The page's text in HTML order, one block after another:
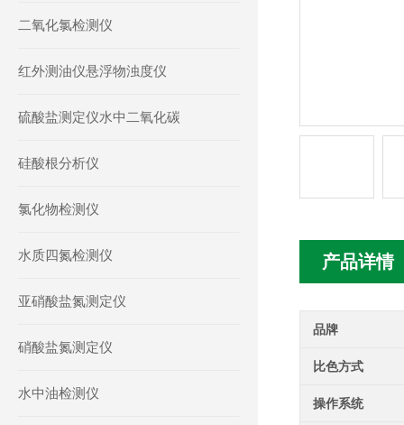
产品详情
品牌
比色方式
操作系统
二氧化氯检测仪
红外测油仪悬浮物浊度仪
硫酸盐测定仪水中二氧化碳
硅酸根分析仪
氯化物检测仪
水质四氮检测仪
亚硝酸盐氮测定仪
硝酸盐氮测定仪
水中油检测仪